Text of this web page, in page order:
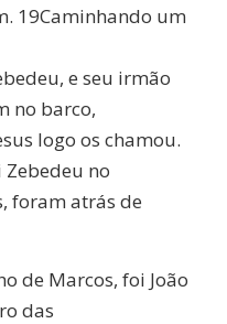
19Caminhando um
e seu irmão
no barco,
logo os chamou.
no
foram atrás de
de Marcos, foi João
das